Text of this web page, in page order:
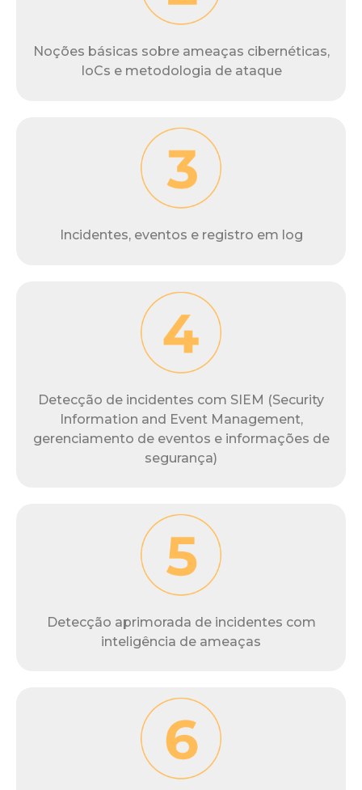
Noções básicas sobre ameaças cibernéticas,
IoCs e metodologia de ataque
Incidentes, eventos e registro em log
Detecção de incidentes com SIEM (Security
Information and Event Management,
gerenciamento de eventos e informações de
segurança)
Detecção aprimorada de incidentes com
inteligência de ameaças